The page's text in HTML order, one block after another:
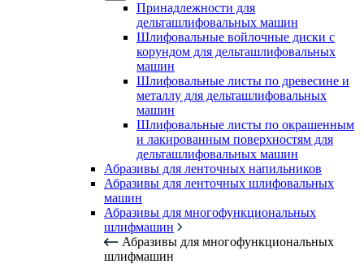
Принадлежности для
дельташлифовальных машин
Шлифовальные войлочные диски с
корундом для дельташлифовальных
машин
Шлифовальные листы по древесине и
металлу для дельташлифовальных
машин
Шлифовальные листы по окрашенным
и лакированным поверхностям для
дельташлифовальных машин
Абразивы для ленточных напильников
Абразивы для ленточных шлифовальных
машин
Абразивы для многофункциональных
шлифмашин
Абразивы для многофункциональных
шлифмашин